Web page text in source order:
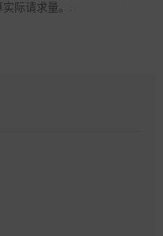
际请求量。.